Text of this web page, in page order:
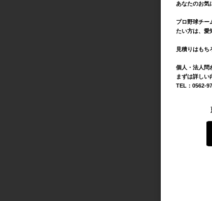
あなたのお気
プロ野球チー
たい方は、愛
見積りはもち
個人・法人問
まずは詳しい
TEL：0562-